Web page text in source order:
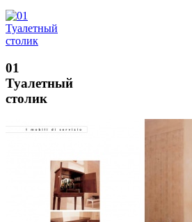
01
Туалетный
столик